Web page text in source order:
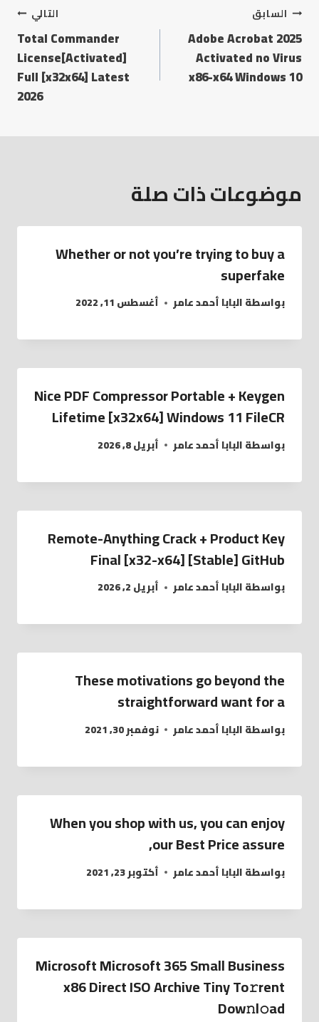
السابق
Adobe Acrobat 2025
Activated no Virus
x86-x64 Windows 10
التالي
Total Commander
License[Activated]
Full [x32x64] Latest
2026
موضوعات ذات صلة
Whether or not you’re trying to buy a
superfake
بواسطةالبابا أحمد عامر أغسطس 11, 2022
Nice PDF Compressor Portable + Keygen
Lifetime [x32x64] Windows 11 FileCR
بواسطةالبابا أحمد عامر أبريل 8, 2026
Remote-Anything Crack + Product Key
Final [x32-x64] [Stable] GitHub
بواسطةالبابا أحمد عامر أبريل 2, 2026
These motivations go beyond the
straightforward want for a
بواسطةالبابا أحمد عامر نوفمبر 30, 2021
When you shop with us, you can enjoy
our Best Price assure,
بواسطةالبابا أحمد عامر أكتوبر 23, 2021
Microsoft Microsoft 365 Small Business
x86 Direct ISO Archive Tiny To𝚛rent
Dow𝚗l𝚘ad